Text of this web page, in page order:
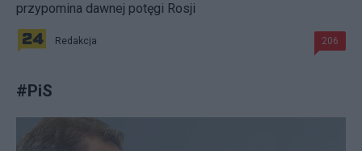
przypomina dawnej potęgi Rosji
Redakcja 206
#PiS